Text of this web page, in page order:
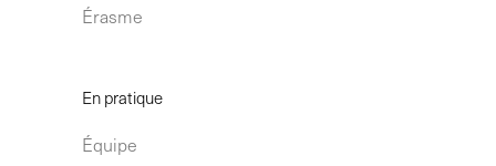
Érasme
En pratique
Équipe